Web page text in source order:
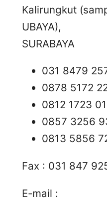
Kalirungkut
UBAYA),
SURABAYA
031 8479
0878 5172
0812 1723
0857 3256
0813 5856
Fax : 031 847
E-mail :